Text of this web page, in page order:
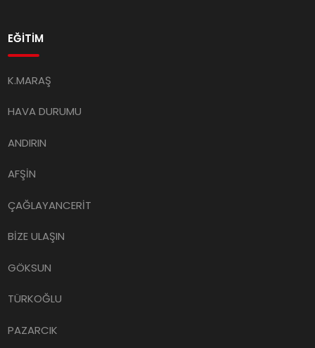
EĞİTİM
K.MARAŞ
HAVA DURUMU
ANDIRIN
AFŞİN
ÇAĞLAYANCERİT
BİZE ULAŞIN
GÖKSUN
TÜRKOĞLU
PAZARCIK